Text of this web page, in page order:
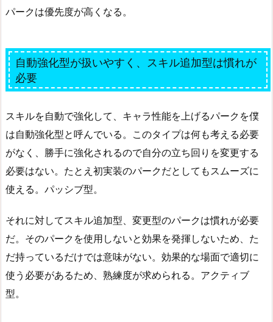
パークは優先度が高くなる。
自動強化型が扱いやすく、スキル追加型は慣れが
必要
スキルを自動で強化して、キャラ性能を上げるパークを僕
は自動強化型と呼んでいる。このタイプは何も考える必要
がなく、勝手に強化されるので自分の立ち回りを変更する
必要はない。たとえ初実装のパークだとしてもスムーズに
使える。パッシブ型。
それに対してスキル追加型、変更型のパークは慣れが必要
だ。そのパークを使用しないと効果を発揮しないため、た
だ持っているだけでは意味がない。効果的な場面で適切に
使う必要があるため、熟練度が求められる。アクティブ
型。